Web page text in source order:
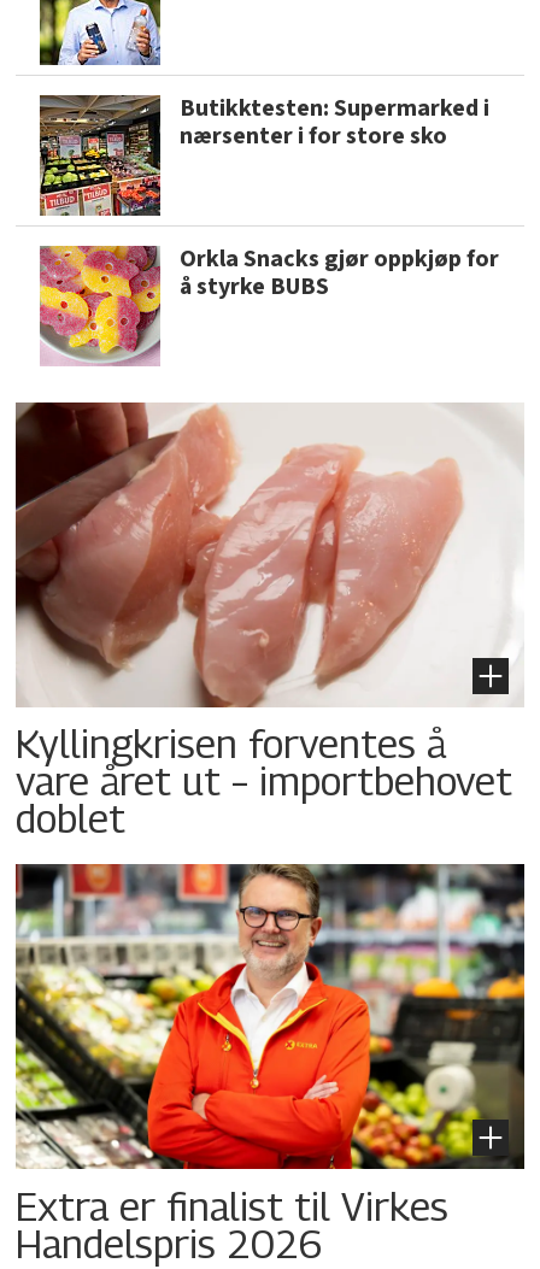
Butikktesten: Supermarked i
nærsenter i for store sko
Orkla Snacks gjør oppkjøp for
å styrke BUBS
Kyllingkrisen forventes å
vare året ut – importbehovet
doblet
Extra er finalist til Virkes
Handelspris 2026